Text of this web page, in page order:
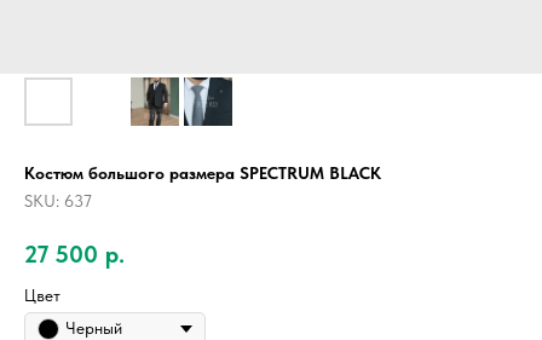
Костюм большого размера SPECTRUM BLACK
SKU: 637
27 500 р.
Цвет
Черный